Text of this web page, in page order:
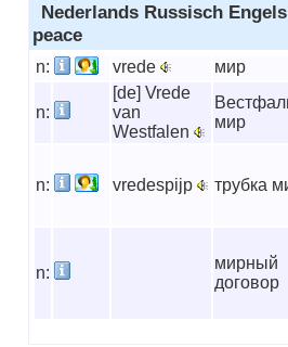
Nederlands Russisch
peace
n: vrede мир
n:
[de] Vrede
van
Westfalen
мир
n: vredespijp трубка
n:
мирный
договор